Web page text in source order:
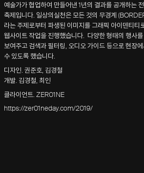
예술가가 협업하여 만들어낸 1년의 결과를 공개하는
축제입니다. 일상의실천은 모든 것의 무경계
라는 주제로부터 파생된 이미지를 그래픽 아이덴티
웹사이트 작업을 진행했습니다. 다양한 형태의 행사
보여주고 검색과 필터링, 오디오 가이드 등으로 현장
수 있도록 했습니다.
디자인. 권준호, 김경철
개발. 김경철, 최인
클라이언트. ZER01NE
https://zer01neday.com/2019/